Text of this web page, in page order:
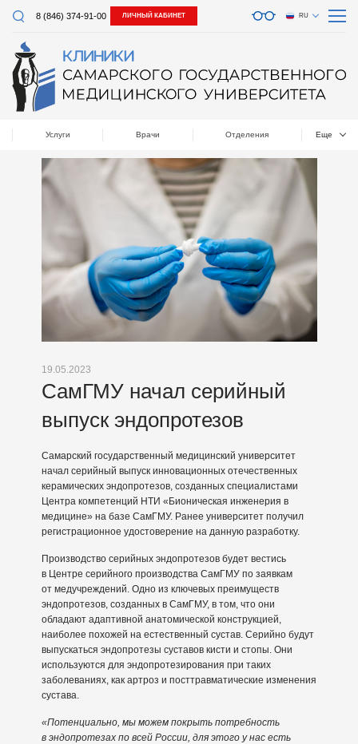
8 (846) 374-91-00 ЛИЧНЫЙ КАБИНЕТ RU
Услуги Врачи Отделения Еще
19.05.2023
СамГМУ начал серийный
выпуск эндопротезов
Самарский государственный медицинский университет
начал серийный выпуск инновационных отечественных
керамических эндопротезов, созданных специалистами
Центра компетенций НТИ «Бионическая инженерия в
медицине» на базе СамГМУ. Ранее университет получил
регистрационное удостоверение на данную разработку.
Производство серийных эндопротезов будет вестись
в Центре серийного производства СамГМУ по заявкам
от медучреждений. Одно из ключевых преимуществ
эндопротезов, созданных в СамГМУ, в том, что они
обладают адаптивной анатомической конструкцией,
наиболее похожей на естественный сустав. Серийно будут
выпускаться эндопротезы суставов кисти и стопы. Они
используются для эндопротезирования при таких
заболеваниях, как артроз и посттравматические изменения
сустава.
«Потенциально, мы можем покрыть потребность
в эндопротезах по всей России, для этого у нас есть